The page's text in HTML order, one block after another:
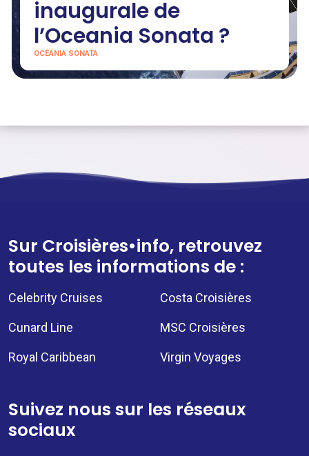
inaugurale de
l’Oceania Sonata ?
OCEANIA SONATA
Sur Croisières•info, retrouvez
toutes les informations de :
Celebrity Cruises Costa Croisières
Cunard Line MSC Croisières
Royal Caribbean Virgin Voyages
Suivez nous sur les réseaux
sociaux